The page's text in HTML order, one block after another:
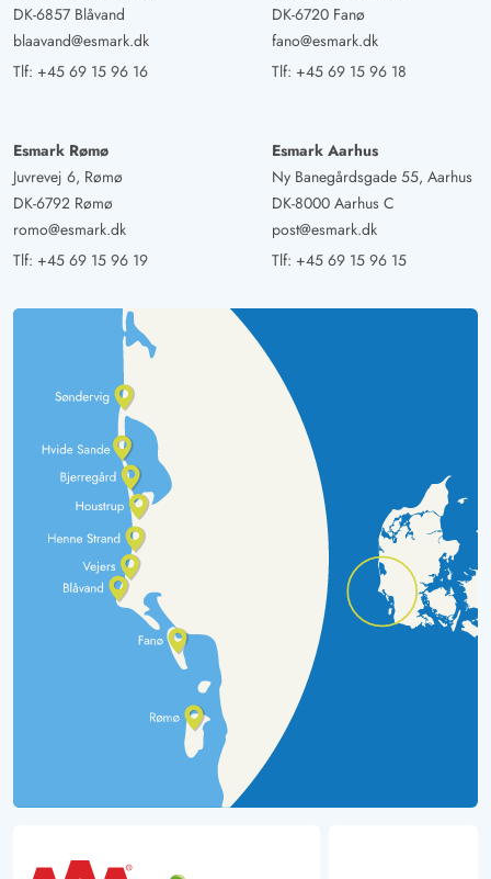
DK-6857 Blåvand
blaavand@esmark.dk
Tlf: +45 69 15 96 16
DK-6720 Fanø
fano@esmark.dk
Tlf: +45 69 15 96 18
Esmark Rømø
Juvrevej 6, Rømø
DK-6792 Rømø
romo@esmark.dk
Tlf: +45 69 15 96 19
Esmark Aarhus
Ny Banegårdsgade 55, Aarhus
DK-8000 Aarhus C
post@esmark.dk
Tlf: +45 69 15 96 15